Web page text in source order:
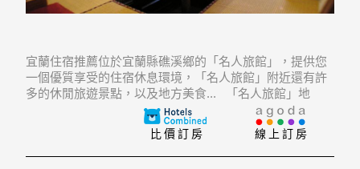
宜蘭住宿推薦位於宜蘭縣礁溪鄉的「名人旅館」，提供您
一個優質享受的住宿休息環境，「名人旅館」附近還有許
多的休閒旅遊景點，以及地方美食... 「名人旅館」地
址：262宜蘭縣礁溪鄉德陽路136號
線上訂房
比價訂房